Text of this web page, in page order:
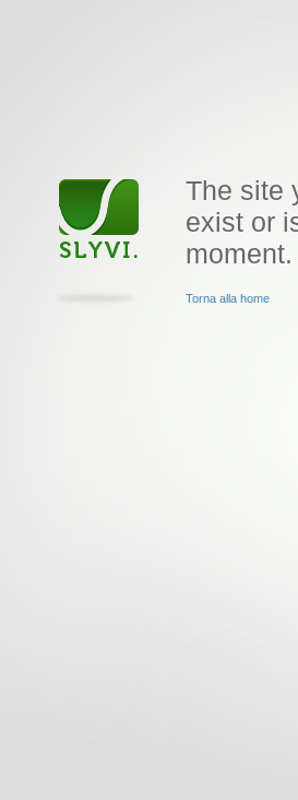
The site
exist or
moment.
Torna alla home